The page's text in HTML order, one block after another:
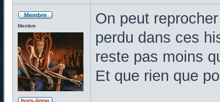
Membre
On peut
perdu dans ces
reste pas moins
Et que rien que